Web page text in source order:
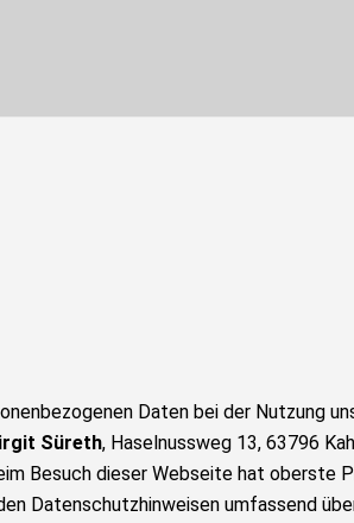
Daten bei der Nutzung
Süreth, Haselnussweg 13, 63796
Besuch dieser Webseite hat
Datenschutzhinweisen umfassend